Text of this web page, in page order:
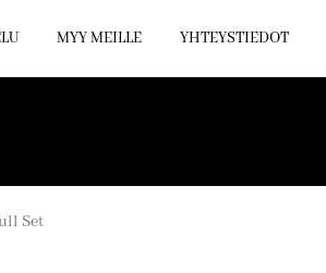
MYY MEILLE YHTEYSTIEDOT
Set